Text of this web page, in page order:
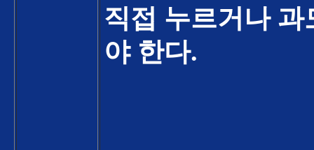
직접 누르거나
야 한다.